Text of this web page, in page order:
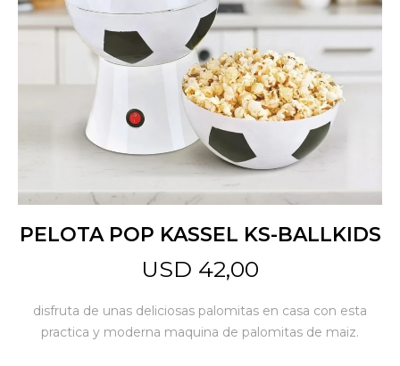
PELOTA POP KASSEL KS-BALLKIDS
USD 42,00
disfruta de unas deliciosas palomitas en casa con esta
practica y moderna maquina de palomitas de maiz.
Tecnología
Deportes
Jardín y Aire Libre